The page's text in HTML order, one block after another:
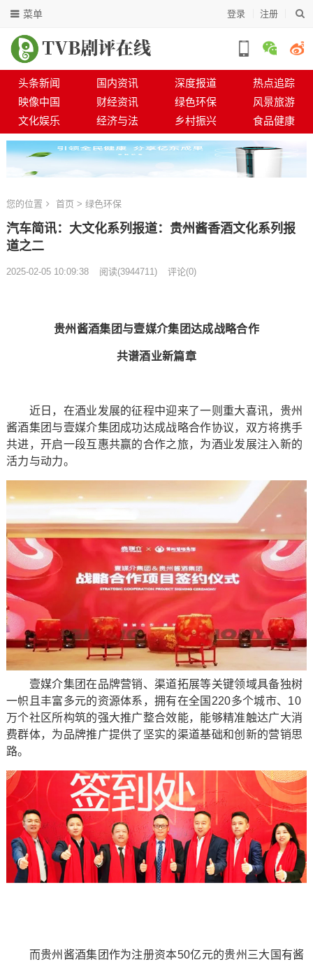
登录 注册
菜单
头条新闻 国内资讯 深度报道
热点追踪
映像中国
财经资讯 绿色环保
风景旅游
文化娱乐
经济与法 乡村振兴 食品健康
您的位置 首页 > 绿色环保
汽车简讯：大文化系列报道：贵州酱香酒文化系列报
道之二
2025-02-05 10:09:38 阅读(3944711) 评论(0)
贵州酱酒集团与壹媒介集团达成战略合作
共谱酒业新篇章
近日，在酒业发展的征程中迎来了一则重大喜讯，贵州
酱酒集团与壹媒介集团成功达成战略合作协议，双方将携手
共进，开启一段互惠共赢的合作之旅，为酒业发展注入新的
活力与动力。
壹媒介集团在品牌营销、渠道拓展等关键领域具备独树
一帜且丰富多元的资源体系，拥有在全国220多个城市、10
万个社区所构筑的强大推广整合效能，能够精准触达广大消
费群体，为品牌推广提供了坚实的渠道基础和创新的营销思
路。
而贵州酱酒集团作为注册资本50亿元的贵州三大国有酱